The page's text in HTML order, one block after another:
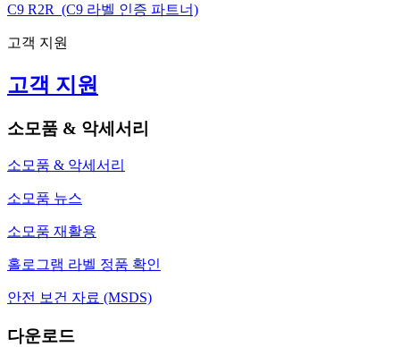
C9 R2R (C9 라벨 인증 파트너)
고객 지원
고객 지원
소모품 & 악세서리
소모품 & 악세서리
소모품 뉴스
소모품 재활용
홀로그램 라벨 정품 확인
안전 보건 자료 (MSDS)
다운로드